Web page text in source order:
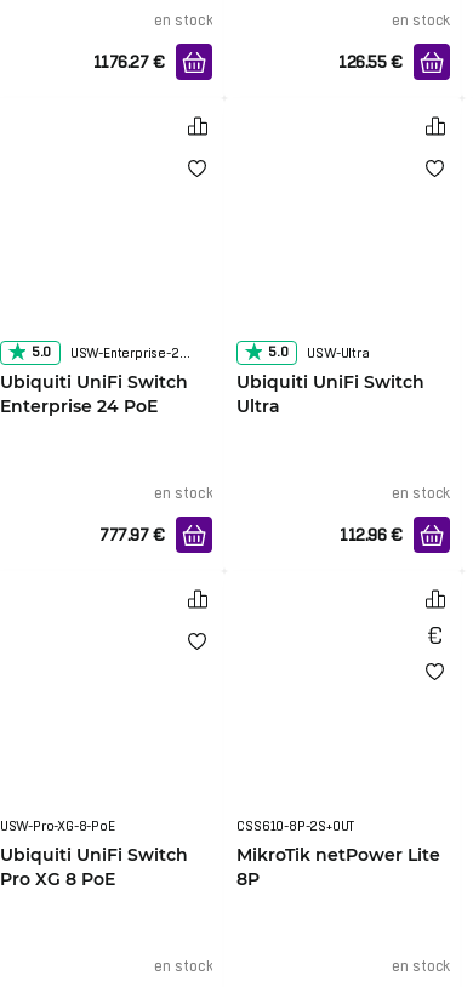
en stock
1176.27 €
en stock
126.55 €
5.0 USW-Enterprise-24-PoE
Ubiquiti UniFi Switch
Enterprise 24 PoE
en stock
777.97 €
5.0 USW-Ultra
Ubiquiti UniFi Switch
Ultra
en stock
112.96 €
USW-Pro-XG-8-PoE
Ubiquiti UniFi Switch
Pro XG 8 PoE
en stock
CSS610-8P-2S+OUT
MikroTik netPower Lite
8P
en stock